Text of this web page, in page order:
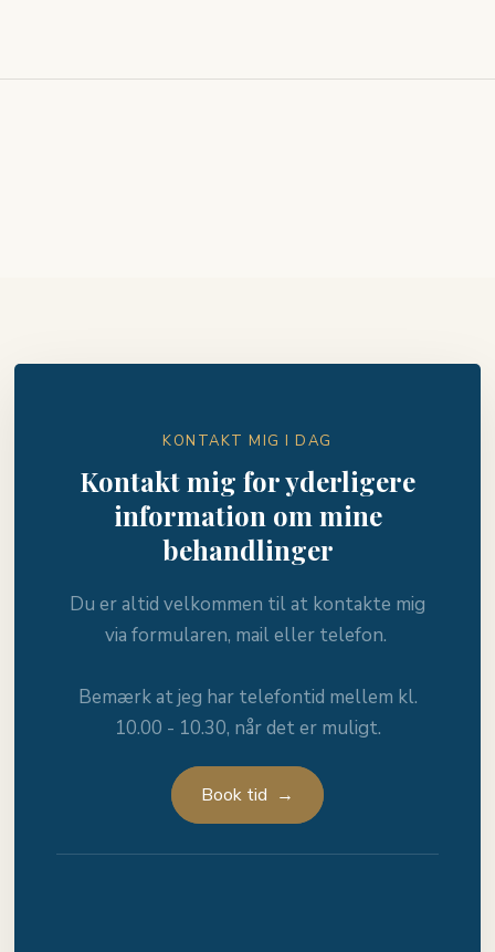
KONTAKT MIG I DAG
Kontakt mig for yderligere
information om mine
behandlinger
Du er altid velkommen til at kontakte mig
via formularen, mail eller telefon. ​
Bemærk at jeg har telefontid mellem kl.
10.00 - 10.30, når det er muligt.
Book tid →